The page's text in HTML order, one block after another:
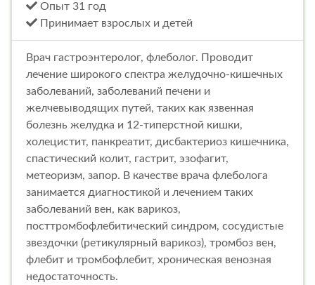
Опыт 31 год
Принимает взрослых и детей
Врач гастроэнтеролог, флеболог. Проводит
лечение широкого спектра желудочно-кишечных
заболеваний, заболеваний печени и
желчевыводящих путей, таких как язвенная
болезнь желудка и 12-типерстной кишки,
холецистит, панкреатит, дисбактериоз кишечника,
спастический колит, гастрит, эзофагит,
метеоризм, запор. В качестве врача флеболога
занимается диагностикой и лечением таких
заболеваний вен, как варикоз,
посттромбофлебитический синдром, сосудистые
звездочки (ретикулярный варикоз), тромбоз вен,
флебит и тромбофлебит, хроническая венозная
недостаточность.